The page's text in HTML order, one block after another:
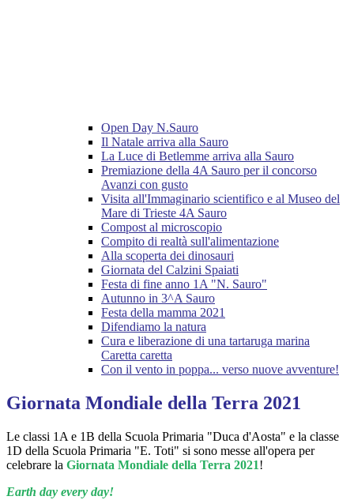
Open Day N.Sauro
Il Natale arriva alla Sauro
La Luce di Betlemme arriva alla Sauro
Premiazione della 4A Sauro per il concorso
Avanzi con gusto
Visita all'Immaginario scientifico e al Museo del
Mare di Trieste 4A Sauro
Compost al microscopio
Compito di realtà sull'alimentazione
Alla scoperta dei dinosauri
Giornata del Calzini Spaiati
Festa di fine anno 1A "N. Sauro"
Autunno in 3^A Sauro
Festa della mamma 2021
Difendiamo la natura
Cura e liberazione di una tartaruga marina
Caretta caretta
Con il vento in poppa... verso nuove avventure!
Giornata Mondiale della Terra 2021
Le classi 1A e 1B della Scuola Primaria "Duca d'Aosta" e la classe
1D della Scuola Primaria "E. Toti" si sono messe all'opera per
celebrare la Giornata Mondiale della Terra 2021!
Earth day every day!